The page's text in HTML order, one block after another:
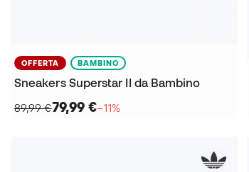
OFFERTA BAMBINO
Sneakers Superstar II da Bambino
89,99 €79,99 €−11%